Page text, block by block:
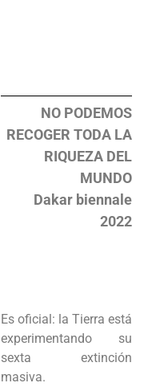
NO PODEMOS
RECOGER TODA LA
RIQUEZA DEL
MUNDO
Dakar biennale
2022
Es oficial: la Tierra está
experimentando su
sexta extinción
masiva.